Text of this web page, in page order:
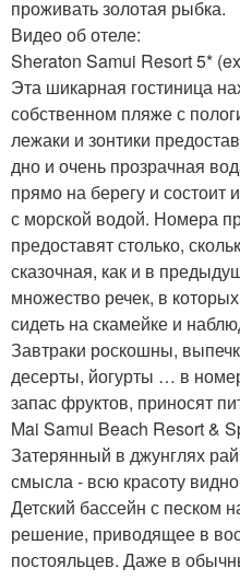
проживать золотая рыбка.
Видео об отеле:
Sheraton Samui Resort 5*
Эта шикарная гостиница
собственном пляже с
лежаки и зонтики
дно и очень прозрачная
прямо на берегу и состоит
с морской водой. Номера
предоставят столько,
сказочная, как и в
множество речек, в
сидеть на скамейке и
Завтраки роскошны,
десерты, йогурты … в
запас фруктов, приносят
Mai Samui Beach Resort &
Затерянный в джунглях
смысла - всю красоту
Детский бассейн с песком
решение, приводящее в
постояльцев. Даже в